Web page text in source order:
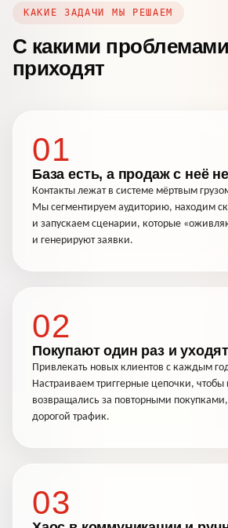
КАКИЕ ЗАДАЧИ МЫ РЕШАЕМ
С какими
приходят
01
База есть, а продаж с неё
Контакты лежат в системе мёртвым
Мы сегментируем аудиторию, находим
и запускаем сценарии, которые
и генерируют заявки.
02
Покупают один раз и уходят
Привлекать новых клиентов с каждым
Настраиваем триггерные цепочки, чтобы
возвращались за повторными
дорогой трафик.
03